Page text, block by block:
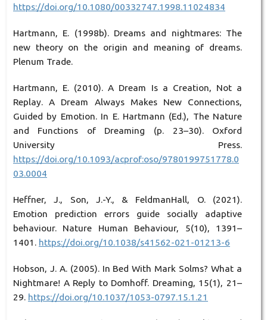
https://doi.org/10.1080/00332747.1998.11024834
Hartmann, E. (1998b). Dreams and nightmares: The
new theory on the origin and meaning of dreams.
Plenum Trade.
Hartmann, E. (2010). A Dream Is a Creation, Not a
Replay. A Dream Always Makes New Connections,
Guided by Emotion. In E. Hartmann (Ed.), The Nature
and Functions of Dreaming (p. 23–30). Oxford
University Press.
https://doi.org/10.1093/acprof:oso/9780199751778.0
03.0004
Heffner, J., Son, J.-Y., & FeldmanHall, O. (2021).
Emotion prediction errors guide socially adaptive
behaviour. Nature Human Behaviour, 5(10), 1391–
1401. https://doi.org/10.1038/s41562-021-01213-6
Hobson, J. A. (2005). In Bed With Mark Solms? What a
Nightmare! A Reply to Domhoff. Dreaming, 15(1), 21–
29. https://doi.org/10.1037/1053-0797.15.1.21